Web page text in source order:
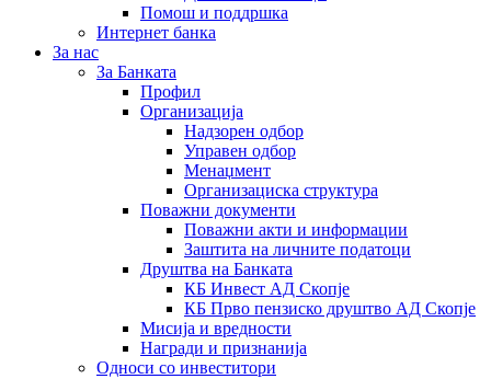
Помош и поддршка
Интернет банка
За нас
За Банката
Профил
Организација
Надзорен одбор
Управен одбор
Менаџмент
Организациска структура
Поважни документи
Поважни акти и информации
Заштита на личните податоци
Друштва на Банката
КБ Инвест АД Скопје
КБ Прво пензиско друштво АД Скопје
Мисија и вредности
Награди и признанија
Односи со инвеститори